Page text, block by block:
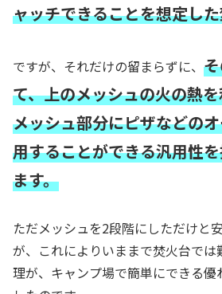
ャッチできることを想定し
ですが、それだけの留まらずに、
て、上のメッシュの火の熱
メッシュ部分にピザなどの
用することができる汎用性
ます。
ただメッシュを2段階にしただけと
が、これによりいままで焚火台では
理が、キャンプ場で簡単にできる